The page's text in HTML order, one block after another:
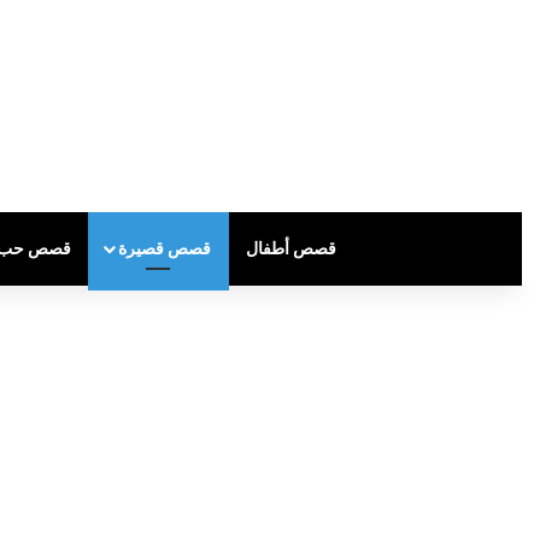
قصص أطفال قصص قصيرة قصص